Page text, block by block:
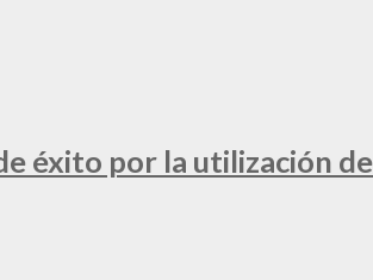
éxito por la utilización